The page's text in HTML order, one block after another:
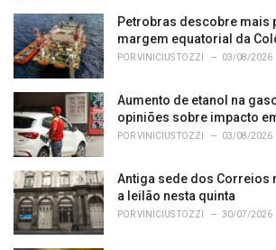
:
Petrobras descobre mais
margem equatorial da
PORVINICIUS TOZZI 03/08/2026
Aumento de etanol na
opiniões sobre impacto
PORVINICIUS TOZZI 03/08/2026
Antiga sede dos Correios
a leilão nesta quinta
PORVINICIUS TOZZI 30/07/2026